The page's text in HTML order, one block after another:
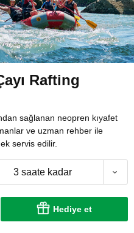
Rafting
sağlanan neopren kıyafet
ve uzman rehber ile
servis edilir.
3 saate kadar
Hediye et